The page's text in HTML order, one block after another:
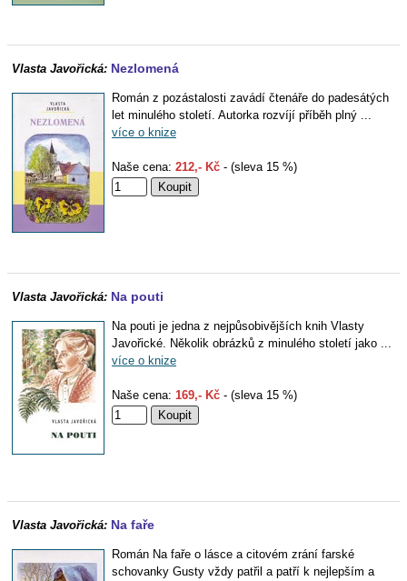
Vlasta Javořická: Nezlomená
Román z pozástalosti zavádí čtenáře do padesátých
let minulého století. Autorka rozvíjí příběh plný ...
více o knize
Naše cena: 212,- Kč - (sleva 15 %)
Vlasta Javořická: Na pouti
Na pouti je jedna z nejpůsobivějších knih Vlasty
Javořické. Několik obrázků z minulého století jako ...
více o knize
Naše cena: 169,- Kč - (sleva 15 %)
Vlasta Javořická: Na faře
Román Na faře o lásce a citovém zrání farské
schovanky Gusty vždy patřil a patří k nejlepším a